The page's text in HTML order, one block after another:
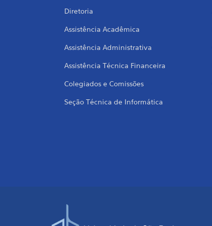
Diretoria
Assistência Acadêmica
Assistência Administrativa
Assistência Técnica Financeira
Colegiados e Comissões
Seção Técnica de Informática